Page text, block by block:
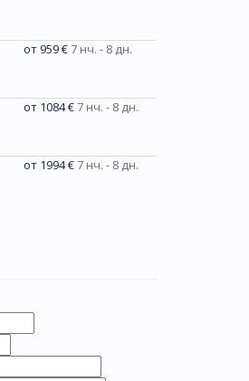
от 959 €7 нч. - 8 дн.
от 1084 €7 нч. - 8 дн.
от 1994 €7 нч. - 8 дн.